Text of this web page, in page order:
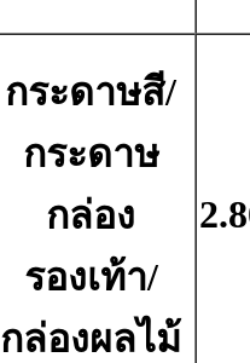
กระดาษสี/
กระดาษ
กล่อง
รองเท้า/
กล่องผลไม้